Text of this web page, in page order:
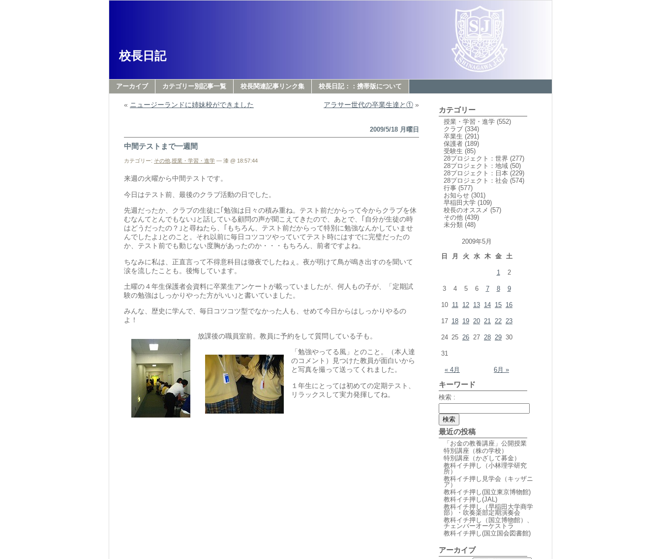
校長日記
アーカイブ カテゴリー別記事一覧 校長関連記事リンク集 校長日記：：携帯版について
« ニュージーランドに姉妹校ができました アラサー世代の卒業生達と① »
2009/5/18 月曜日
中間テストまで一週間
カテゴリー: その他 授業・学習・進学 — 漆 @ 18:57:44
来週の火曜から中間テストです。
今日はテスト前、最後のクラブ活動の日でした。
先週だったか、クラブの生徒に｢勉強は日々の積み重ね。テスト前だからって今からクラブを休
むなんてとんでもない｣と話している顧問の声が聞こえてきたので、あとで、｢自分が生徒の時
はどうだったの？｣と尋ねたら、｢もちろん、テスト前だからって特別に勉強なんかしていませ
んでしたよ｣とのこと。それ以前に毎日コツコツやっていてテスト時にはすでに完璧だったの
か、テスト前でも動じない度胸があったのか・・・もちろん、前者ですよね。
ちなみに私は、正直言って不得意科目は徹夜でしたねぇ。夜が明けて鳥が鳴き出すのを聞いて
涙を流したことも。後悔しています。
土曜の４年生保護者会資料に卒業生アンケートが載っていましたが、何人もの子が、「定期試
験の勉強はしっかりやった方がいい｣と書いていました。
みんな、歴史に学んで、毎日コツコツ型でなかった人も、せめて今日からはしっかりやるの
よ！
放課後の職員室前。教員に予約をして質問している子も。
「勉強やってる風」とのこと。（本人達
のコメント）見つけた教員が面白いから
と写真を撮って送ってくれました。
１年生にとっては初めての定期テスト、
リラックスして実力発揮してね。
カテゴリー
授業・学習・進学 (552)
クラブ (334)
卒業生 (291)
保護者 (189)
受験生 (85)
28プロジェクト：世界 (277)
28プロジェクト：地域 (50)
28プロジェクト：日本 (229)
28プロジェクト：社会 (574)
行事 (577)
お知らせ (301)
早稲田大学 (109)
校長のオススメ (57)
その他 (439)
未分類 (48)
2009年5月
日
月 火 水 木 金 土
« 4月 6月 »
1 2
3 4 5 6 7 8 9
10 11 12 13 14 15 16
17 18 19 20 21 22 23
24 25 26 27 28 29 30
31
キーワード
検索 :
最近の投稿
「お金の教養講座」公開授業
特別講座（株の学校）
特別講座（かざして募金）
教科イチ押し（小林理学研究
所）
教科イチ押し見学会（キッザニ
ア）
教科イチ押し(国立東京博物館)
教科イチ押し(JAL)
教科イチ押し（早稲田大学商学
部）・吹奏楽部定期演奏会
教科イチ押し（国立博物館）、
チェンバーオーケストラ
教科イチ押し(国立国会図書館)
アーカイブ